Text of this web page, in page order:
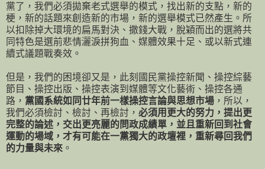
黨了，我們必須拋棄老式選舉的模式，找出新的支點，新的
梗，新的話題來創造新的市場，新的選舉模式已然產生。所
以扣除掉大環境的扁馬對決、撒錢大戰，脫穎而出的選將共
同特色是選前悲情灑淚拼狗血、媒體效果十足、或以新式連
續式議題戰奏效。
但是，我們的困境卻又是，此刻國民黨操控新聞、操控綜藝
節目、操控出版、操控表演到媒體等文化藝術、操控各通
路， 黨國系統如同廿年前一樣操控言論與思想市場 ，所以，
我們必須檢討、檢討、再檢討， 必須用更大的努力，提出更
完整的論述，交出更亮麗的問政成績單，並且重新回到社會
運動的場域，才有可能在一黨獨大的政壇裡，重新尋回我們
的力量與未來 。